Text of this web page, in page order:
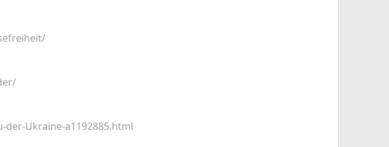
Ukraine-a1192885.html